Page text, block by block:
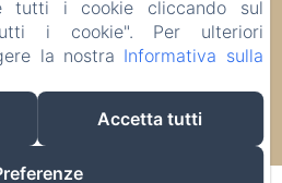
AFF-00048 / CIR
CIM-00019 CIN CAMERE:
/ CIN APPARTAMENTI: IT
index: Loading chunk 1322
tutti i cookie cliccando sul
i cookie". Per ulteriori
la nostra Informativa sulla
Accetta tutti